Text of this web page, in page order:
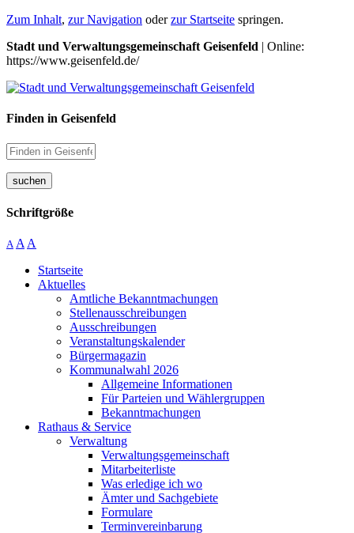
Zum Inhalt, zur Navigation oderzur Startseite springen.
Stadt und Verwaltungsgemeinschaft Geisenfeld | Online:
https://www.geisenfeld.de/
Finden in Geisenfeld
suchen
Schriftgröße
A A A
Startseite
Aktuelles
Amtliche Bekanntmachungen
Stellenausschreibungen
Ausschreibungen
Veranstaltungskalender
Bürgermagazin
Kommunalwahl 2026
Allgemeine Informationen
Für Parteien und Wählergruppen
Bekanntmachungen
Rathaus & Service
Verwaltung
Verwaltungsgemeinschaft
Mitarbeiterliste
Was erledige ich wo
Ämter und Sachgebiete
Formulare
Terminvereinbarung